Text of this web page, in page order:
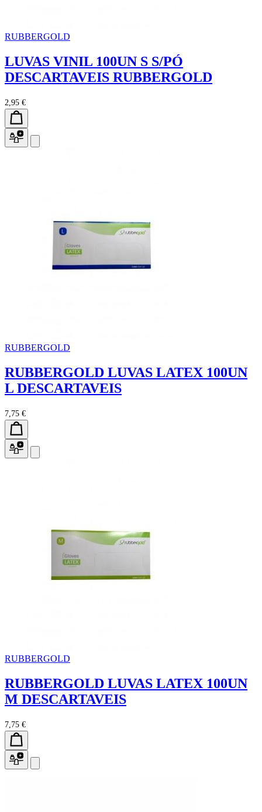
RUBBERGOLD
LUVAS VINIL 100UN S S/PÓ
DESCARTAVEIS RUBBERGOLD
2,95 €
RUBBERGOLD
RUBBERGOLD LUVAS LATEX 100UN
L DESCARTAVEIS
7,75 €
RUBBERGOLD
RUBBERGOLD LUVAS LATEX 100UN
M DESCARTAVEIS
7,75 €